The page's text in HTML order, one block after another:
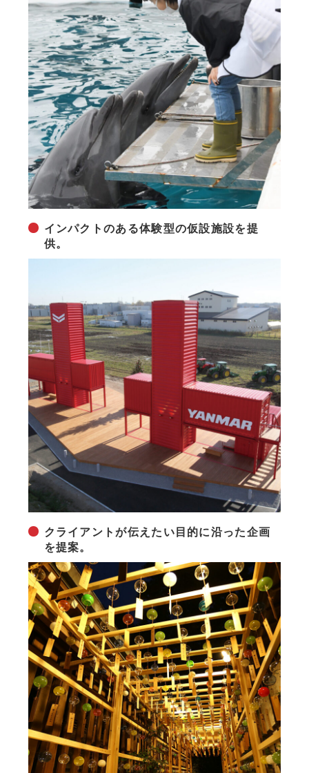
インパクトのある体験型の仮設施設を提
供。
クライアントが伝えたい目的に沿った企画
を提案。